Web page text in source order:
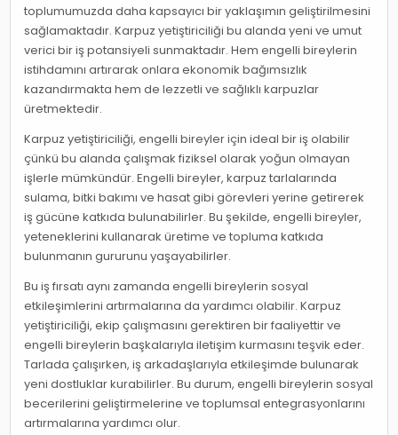
toplumumuzda daha kapsayıcı bir yaklaşımın geliştirilmesini
sağlamaktadır. Karpuz yetiştiriciliği bu alanda yeni ve umut
verici bir iş potansiyeli sunmaktadır. Hem engelli bireylerin
istihdamını artırarak onlara ekonomik bağımsızlık
kazandırmakta hem de lezzetli ve sağlıklı karpuzlar
üretmektedir.
Karpuz yetiştiriciliği, engelli bireyler için ideal bir iş olabilir
çünkü bu alanda çalışmak fiziksel olarak yoğun olmayan
işlerle mümkündür. Engelli bireyler, karpuz tarlalarında
sulama, bitki bakımı ve hasat gibi görevleri yerine getirerek
iş gücüne katkıda bulunabilirler. Bu şekilde, engelli bireyler,
yeteneklerini kullanarak üretime ve topluma katkıda
bulunmanın gururunu yaşayabilirler.
Bu iş fırsatı aynı zamanda engelli bireylerin sosyal
etkileşimlerini artırmalarına da yardımcı olabilir. Karpuz
yetiştiriciliği, ekip çalışmasını gerektiren bir faaliyettir ve
engelli bireylerin başkalarıyla iletişim kurmasını teşvik eder.
Tarlada çalışırken, iş arkadaşlarıyla etkileşimde bulunarak
yeni dostluklar kurabilirler. Bu durum, engelli bireylerin sosyal
becerilerini geliştirmelerine ve toplumsal entegrasyonlarını
artırmalarına yardımcı olur.